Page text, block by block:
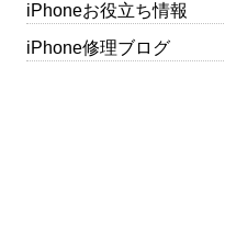
iPhoneお役立ち情報
iPhone修理ブログ